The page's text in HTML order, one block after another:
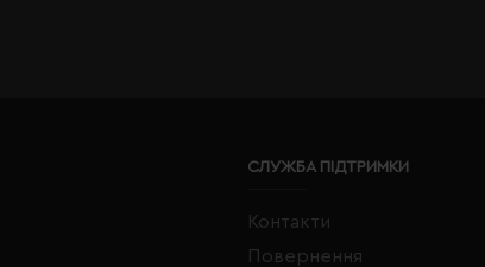
СЛУЖБА ПІДТРИМКИ
Контакти
Повернення